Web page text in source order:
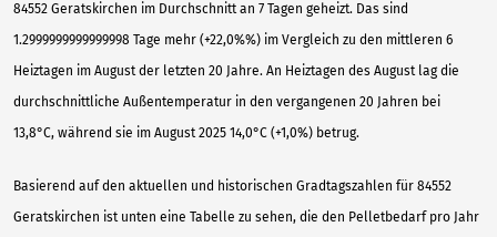
84552 Geratskirchen im Durchschnitt an 7 Tagen geheizt. Das sind
1.2999999999999998 Tage mehr (+22,0%%) im Vergleich zu den mittleren 6
Heiztagen im August der letzten 20 Jahre. An Heiztagen des August lag die
durchschnittliche Außentemperatur in den vergangenen 20 Jahren bei
13,8°C, während sie im August 2025 14,0°C (+1,0%) betrug.
Basierend auf den aktuellen und historischen Gradtagszahlen für 84552
Geratskirchen ist unten eine Tabelle zu sehen, die den Pelletbedarf pro Jahr